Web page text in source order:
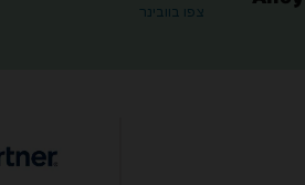
צפו בוובינר